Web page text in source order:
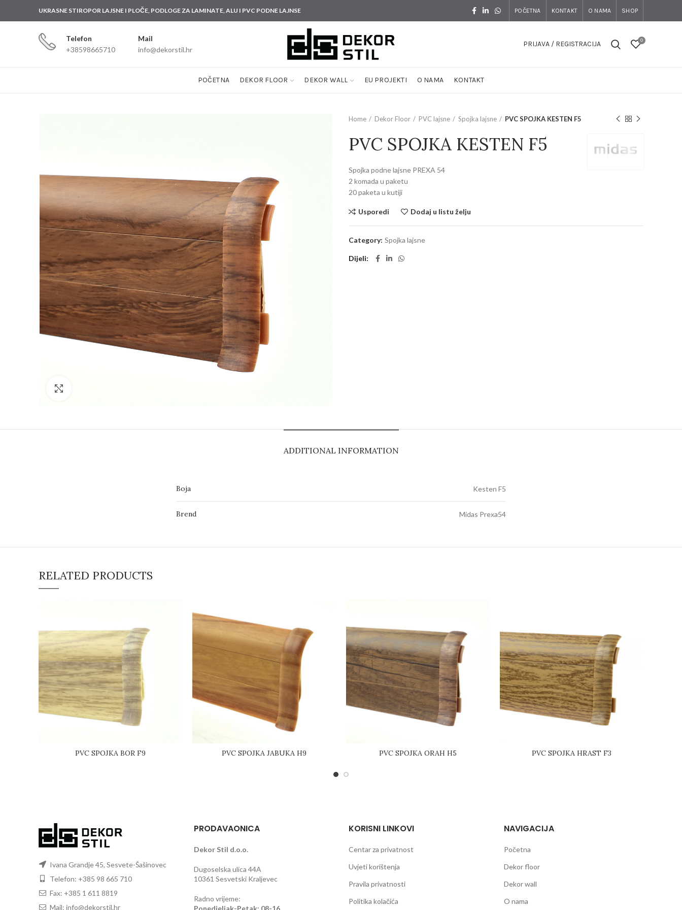
UKRASNE STIROPOR LAJSNE I PLOČE, PODLOGE ZA LAMINATE,ALU I PVC PODNE LAJNSE POČETNA KONTAKT O NAMA SHOP
Telefon
+38598665710
Mail
info@dekorstil.hr
PRIJAVA / REGISTRACIJA 0
POČETNA DEKOR FLOOR DEKOR WALL EU PROJEKTI O NAMA KONTAKT
Home Dekor Floor PVC lajsne Spojka lajsne PVC SPOJKA KESTEN F5
PVC SPOJKA KESTEN F5
Spojka podne lajsne PREXA 54
2 komada u paketu
20 paketa u kutiji
Usporedi Dodaj u listu želju
Category: Spojka lajsne
Dijeli
ADDITIONAL INFORMATION
Boja Kesten F5
Brend Midas Prexa54
RELATED PRODUCTS
PVC SPOJKA BOR F9 PVC SPOJKA JABUKA H9 PVC SPOJKA ORAH H5 PVC SPOJKA HRAST F3
Ivana Grandje 45, Sesvete-Šašinovec
Telefon: +385 98 665 710
Fax: +385 1 611 8819
Mail: info@dekorstil.hr
PRODAVAONICA
Dekor Stil d.o.o.
Dugoselska ulica 44A
10361 Sesvetski Kraljevec
Radno vrijeme:
Ponedjeljak-Petak: 08-16
KORISNI LINKOVI
Centar za privatnost
Uvjeti korištenja
Pravila privatnosti
Politika kolačića
NAVIGACIJA
Početna
Dekor floor
Dekor wall
O nama